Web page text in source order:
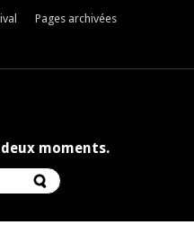
Pages archivées
moments.